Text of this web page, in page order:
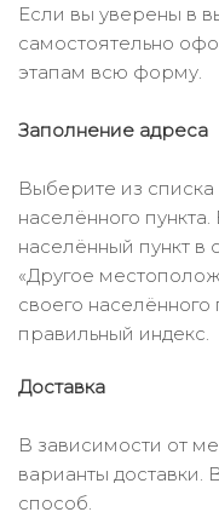
Если вы уверены в
самостоятельно
этапам всю форму.
Заполнение адреса
Выберите из списка
населённого
населённый пункт в
«Другое
своего населённого
правильный индекс.
Доставка
В зависимости от
варианты
способ.